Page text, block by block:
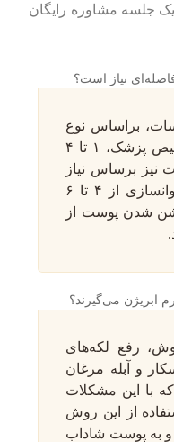
جلسه مشاوره رایگان
نیاز است؟
براساس نوع
مشکل پوستی و بنا به تشخیص پزشک، ۱ تا ۴
نیز برساس نیاز
فرد متفاوت است، برای جوانسازی از ۴ تا ۶
شدن پوست از
ابریژن می‌گیرند؟
رفع لکه‌های
و آبله مرغان
با این مشکلات
از این روش
و به پوست شاداب